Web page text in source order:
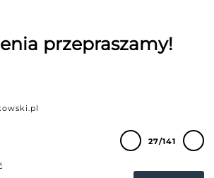
przepraszamy!
27/141